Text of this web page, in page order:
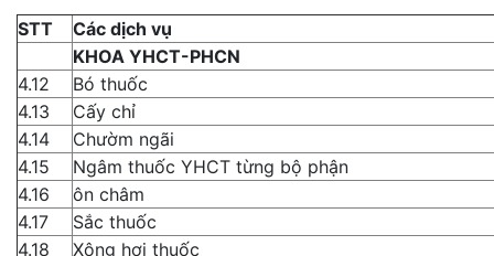
STT
Các dịch vụ
KHOA YHCT-PHCN
4.12
Bó thuốc
4.13
Cấy chỉ
4.14
Chườm ngãi
4.15
Ngâm thuốc YHCT từng bộ phận
4.16
ôn châm
4.17
Sắc thuốc
4.18
Xông hơi thuốc